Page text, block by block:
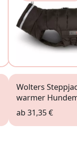
Wolters
warmer
braun
ab 31,35 €